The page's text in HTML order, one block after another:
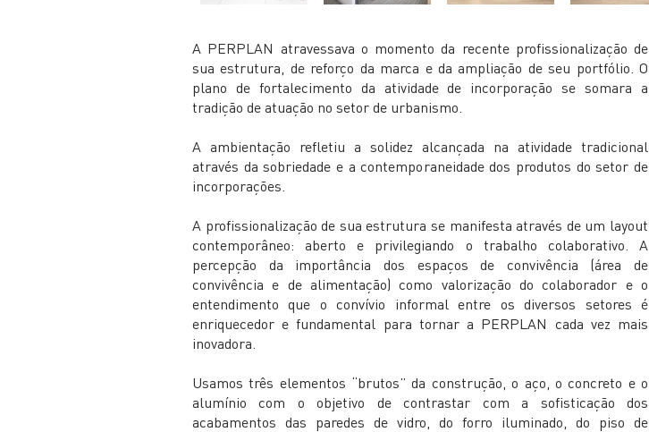
A PERPLAN atravessava o momento da recente profissionalização de
sua estrutura, de reforço da marca e da ampliação de seu portfólio. O
plano de fortalecimento da atividade de incorporação se somara a
tradição de atuação no setor de urbanismo.
A ambientação refletiu a solidez alcançada na atividade tradicional
através da sobriedade e a contemporaneidade dos produtos do setor de
incorporações.
A profissionalização de sua estrutura se manifesta através de um layout
contemporâneo: aberto e privilegiando o trabalho colaborativo. A
percepção da importância dos espaços de convivência (área de
convivência e de alimentação) como valorização do colaborador e o
entendimento que o convívio informal entre os diversos setores é
enriquecedor e fundamental para tornar a PERPLAN cada vez mais
inovadora.
Usamos três elementos “brutos” da construção, o aço, o concreto e o
alumínio com o objetivo de contrastar com a sofisticação dos
acabamentos das paredes de vidro, do forro iluminado, do piso de